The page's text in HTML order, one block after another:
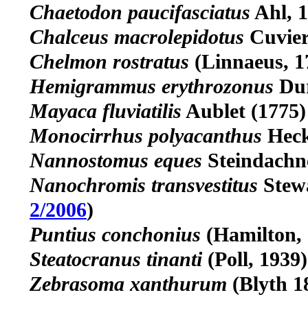
Chaetodon paucifasciatus Ahl,
Chalceus macrolepidotus
Chelmon rostratus (Linnaeus,
Hemigrammus erythrozonus
Mayaca fluviatilis Aublet
Monocirrhus polyacanthus
Nannostomus eques
Nanochromis transvestitus
2/2006)
Puntius conchonius (Hamilton,
Steatocranus tinanti(Poll, 1939)
Zebrasoma xanthurum (Blyth